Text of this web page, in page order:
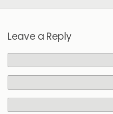
Leave a Reply